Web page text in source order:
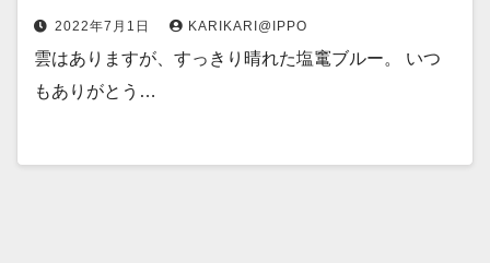
2022年7月1日 KARIKARI@IPPO
雲はありますが、すっきり晴れた塩竃ブルー。 いつ
もありがとう…